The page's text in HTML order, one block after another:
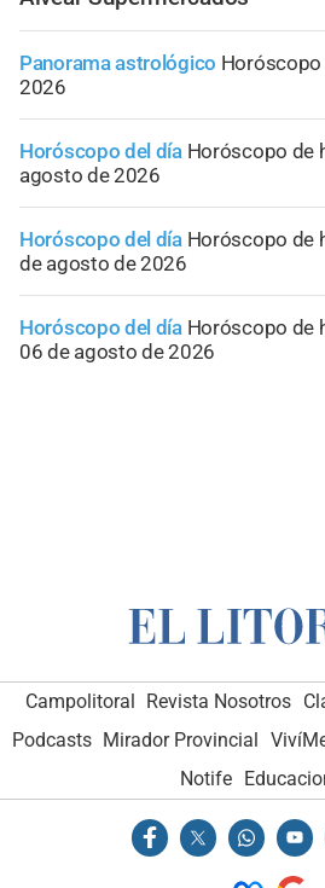
Panorama astrológico Horóscopo
2026
Horóscopo del día Horóscopo de
agosto de 2026
Horóscopo del día Horóscopo de
de agosto de 2026
Horóscopo del día Horóscopo de
06 de agosto de 2026
Campolitoral Revista Nosotros
Podcasts Mirador Provincial
Notife